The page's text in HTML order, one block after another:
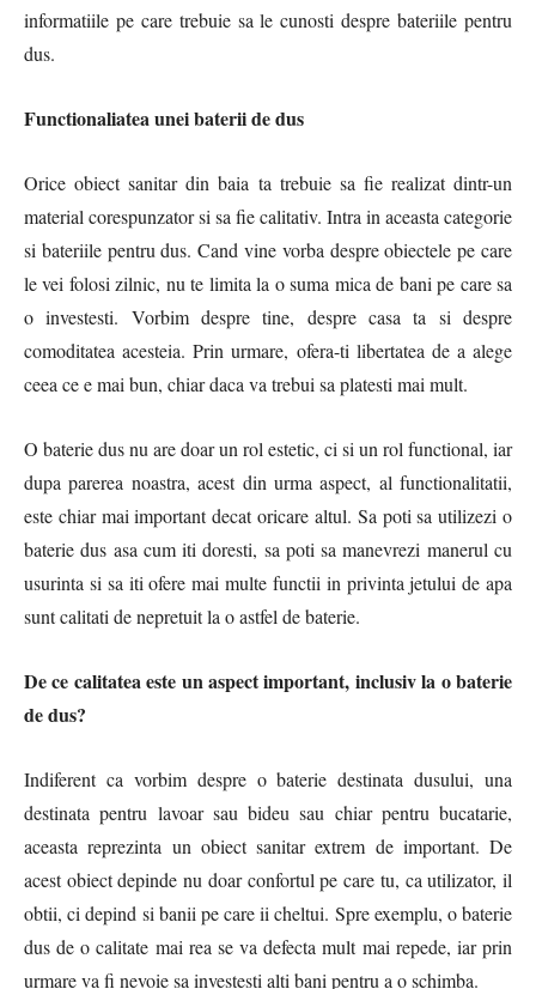
informatiile pe care trebuie sa le cunosti despre bateriile pentru
dus.
Functionaliatea unei baterii de dus
Orice obiect sanitar din baia ta trebuie sa fie realizat dintr-un
material corespunzator si sa fie calitativ. Intra in aceasta categorie
si bateriile pentru dus. Cand vine vorba despre obiectele pe care
le vei folosi zilnic, nu te limita la o suma mica de bani pe care sa
o investesti. Vorbim despre tine, despre casa ta si despre
comoditatea acesteia. Prin urmare, ofera-ti libertatea de a alege
ceea ce e mai bun, chiar daca va trebui sa platesti mai mult.
O baterie dus nu are doar un rol estetic, ci si un rol functional, iar
dupa parerea noastra, acest din urma aspect, al functionalitatii,
este chiar mai important decat oricare altul. Sa poti sa utilizezi o
baterie dus asa cum iti doresti, sa poti sa manevrezi manerul cu
usurinta si sa iti ofere mai multe functii in privinta jetului de apa
sunt calitati de nepretuit la o astfel de baterie.
De ce calitatea este un aspect important, inclusiv la o baterie
de dus?
Indiferent ca vorbim despre o baterie destinata dusului, una
destinata pentru lavoar sau bideu sau chiar pentru bucatarie,
aceasta reprezinta un obiect sanitar extrem de important. De
acest obiect depinde nu doar confortul pe care tu, ca utilizator, il
obtii, ci depind si banii pe care ii cheltui. Spre exemplu, o baterie
dus de o calitate mai rea se va defecta mult mai repede, iar prin
urmare va fi nevoie sa investesti alti bani pentru a o schimba.